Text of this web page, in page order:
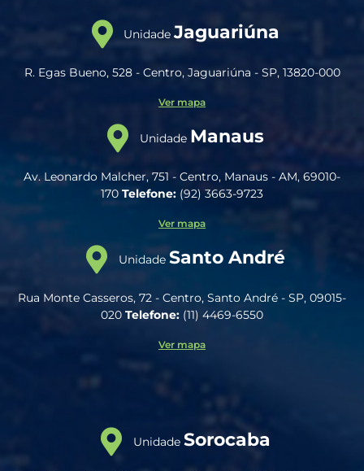
Unidade Jaguariúna
R. Egas Bueno, 528 - Centro, Jaguariúna - SP, 13820-000
Ver mapa
Unidade Manaus
Av. Leonardo Malcher, 751 - Centro, Manaus - AM, 69010-
170 Telefone: (92) 3663-9723
Ver mapa
Unidade Santo André
Rua Monte Casseros, 72 - Centro, Santo André - SP, 09015-
020 Telefone: (11) 4469-6550
Ver mapa
Unidade Sorocaba